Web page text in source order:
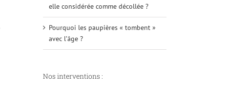
elle considérée comme décollée ?
Pourquoi les paupières « tombent »
avec l’âge ?
Nos interventions :